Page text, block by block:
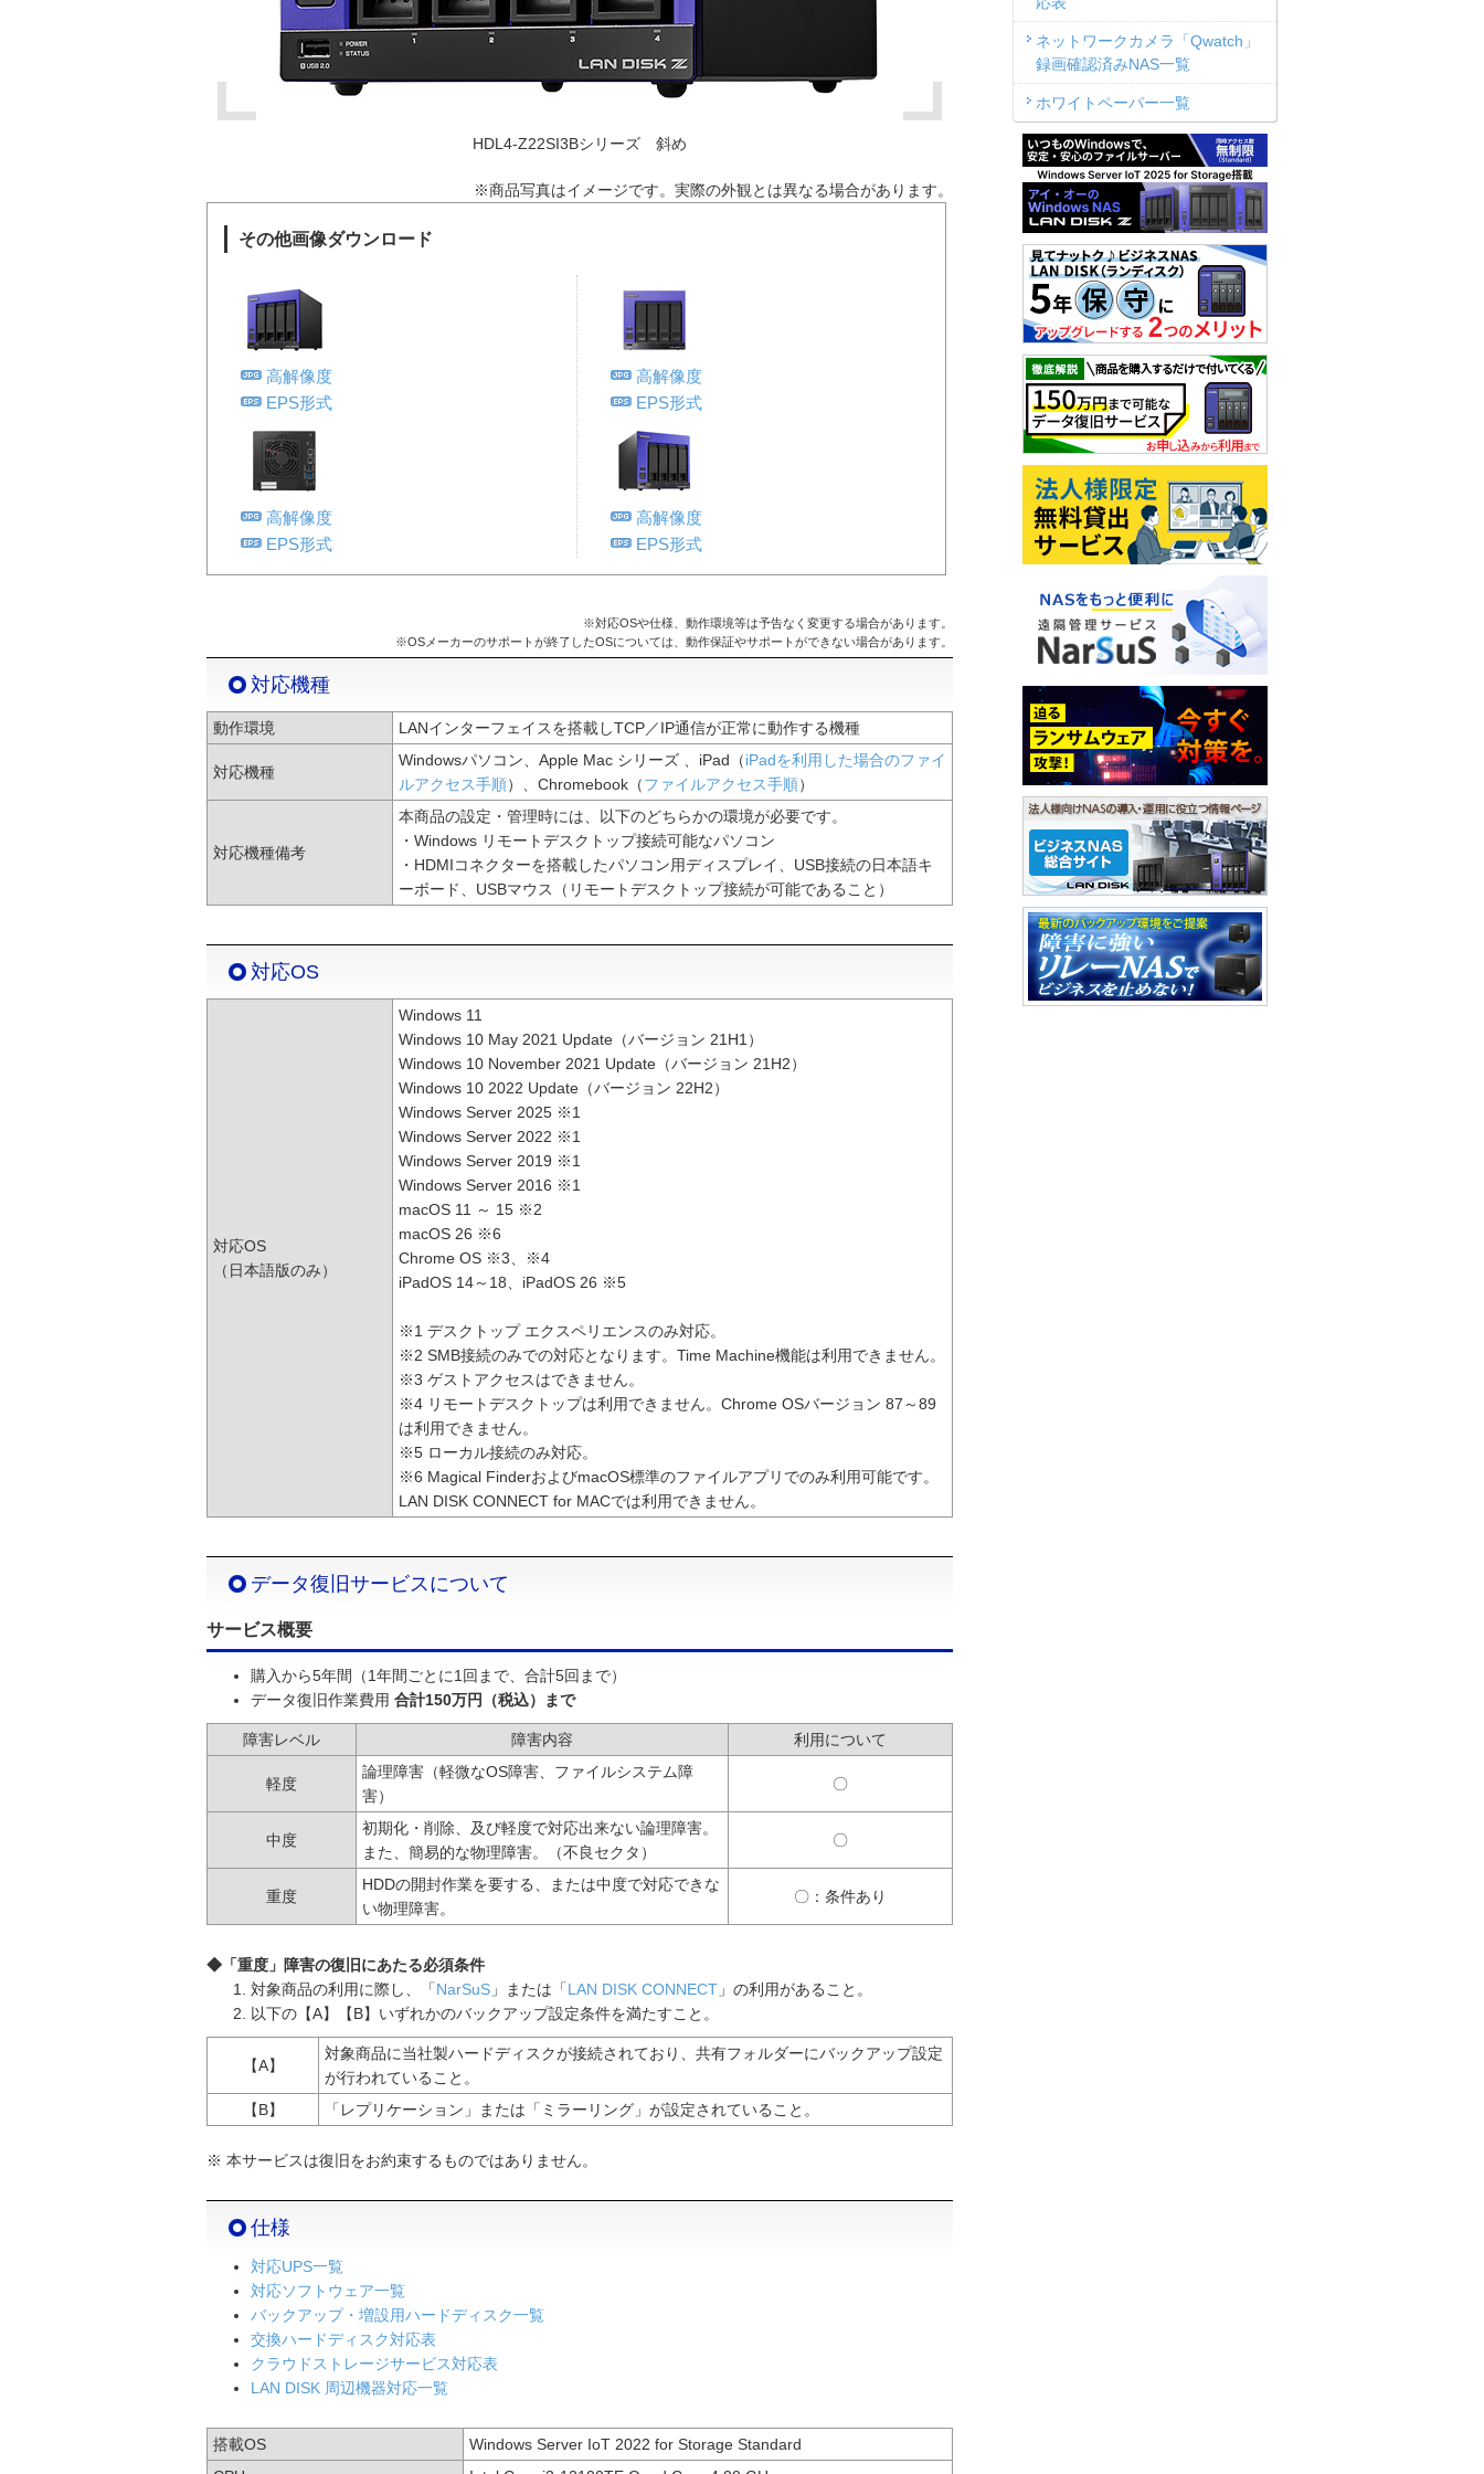
HDL4-Z22SI3Bシリーズ 斜め
※商品写真はイメージです。実際の外観とは異なる場合があります。
その他画像ダウンロード
高解像度
EPS形式
高解像度
EPS形式
高解像度
EPS形式
高解像度
EPS形式
※対応OSや仕様、動作環境等は予告なく変更する場合があります。
※OSメーカーのサポートが終了したOSについては、動作保証やサポートができない場合があります。
対応機種
動作環境 LANインターフェイスを搭載しTCP／IP通信が正常に動作する機種
対応機種
Windowsパソコン、Apple Mac シリーズ 、iPad（iPadを利用した場合のファイ
ルアクセス手順）、Chromebook（ファイルアクセス手順）
対応機種備考
本商品の設定・管理時には、以下のどちらかの環境が必要です。
・Windows リモートデスクトップ接続可能なパソコン
・HDMIコネクターを搭載したパソコン用ディスプレイ、USB接続の日本語キ
ーボード、USBマウス（リモートデスクトップ接続が可能であること）
対応OS
対応OS
（日本語版のみ）
Windows 11
Windows 10 May 2021 Update（バージョン 21H1）
Windows 10 November 2021 Update（バージョン 21H2）
Windows 10 2022 Update（バージョン 22H2）
Windows Server 2025 ※1
Windows Server 2022 ※1
Windows Server 2019 ※1
Windows Server 2016 ※1
macOS 11 ～ 15 ※2
macOS 26 ※6
Chrome OS ※3、※4
iPadOS 14～18、iPadOS 26 ※5
※1 デスクトップ エクスペリエンスのみ対応。
※2 SMB接続のみでの対応となります。Time Machine機能は利用できません。
※3 ゲストアクセスはできません。
※4 リモートデスクトップは利用できません。Chrome OSバージョン 87～89
は利用できません。
※5 ローカル接続のみ対応。
※6 Magical FinderおよびmacOS標準のファイルアプリでのみ利用可能です。
LAN DISK CONNECT for MACでは利用できません。
データ復旧サービスについて
サービス概要
購入から5年間（1年間ごとに1回まで、合計5回まで）
データ復旧作業費用 合計150万円（税込）まで
障害レベル 障害内容 利用について
軽度
論理障害（軽微なOS障害、ファイルシステム障
害）
〇
中度
初期化・削除、及び軽度で対応出来ない論理障害。
また、簡易的な物理障害。（不良セクタ）
〇
重度
HDDの開封作業を要する、または中度で対応できな
い物理障害。
〇：条件あり
◆「重度」障害の復旧にあたる必須条件
対象商品の利用に際し、「NarSuS 」または「LAN DISK CONNECT 」の利用があること。
以下の【A】【B】いずれかのバックアップ設定条件を満たすこと。
【A】
対象商品に当社製ハードディスクが接続されており、共有フォルダーにバックアップ設定
が行われていること。
【B】
「レプリケーション」または「ミラーリング」が設定されていること。
※ 本サービスは復旧をお約束するものではありません。
仕様
対応UPS一覧
対応ソフトウェア一覧
バックアップ・増設用ハードディスク一覧
交換ハードディスク対応表
クラウドストレージサービス対応表
LAN DISK 周辺機器対応一覧
搭載OS
Windows Server IoT 2022 for Storage Standard
ネットワークカメラ「Qwatch」
録画確認済みNAS一覧
ホワイトペーパー一覧